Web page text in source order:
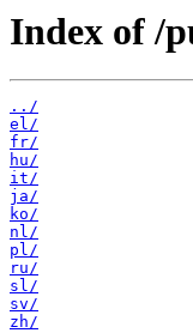
Index of /
../
el/
fr/
hu/
it/
ja/
ko/
nl/
pl/
ru/
sl/
sv/
zh/